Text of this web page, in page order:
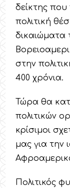
δείκτης που
πολιτική
δικαιώματα
στην
400 χρόνια.
Τώρα θα
πολιτικών
κρίσιμοι
μας για την
Πολιτικός